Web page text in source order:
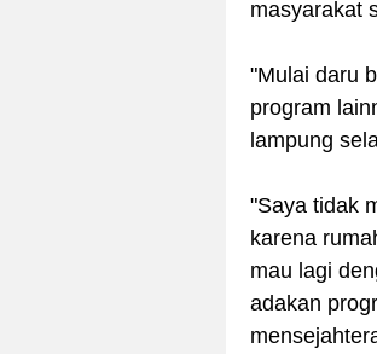
masyarakat
"Mulai daru
program
lampung
"Saya tidak
karena
mau lagi
adakan